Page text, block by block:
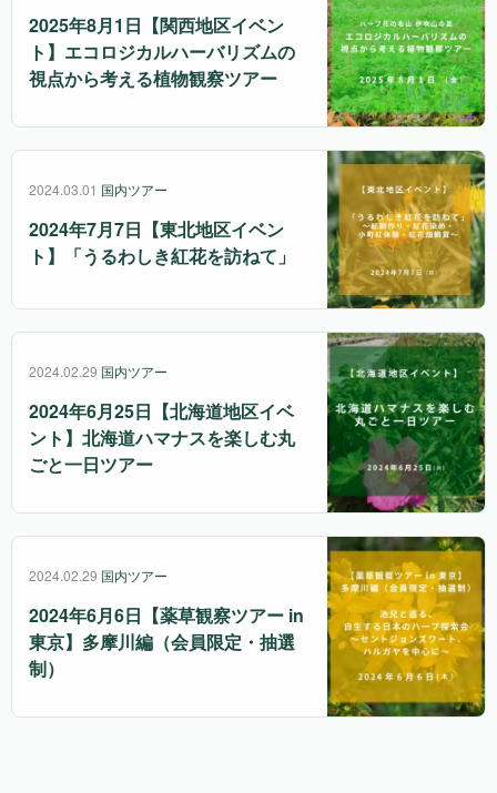
2025年8月1日【関西地区イベン
ト】エコロジカルハーバリズムの
視点から考える植物観察ツアー
2024.03.01 国内ツアー
2024年7月7日【東北地区イベン
ト】「うるわしき紅花を訪ねて」
2024.02.29 国内ツアー
2024年6月25日【北海道地区イベ
ント】北海道ハマナスを楽しむ丸
ごと一日ツアー
2024.02.29 国内ツアー
2024年6月6日【薬草観察ツアー in
東京】多摩川編（会員限定・抽選
制）